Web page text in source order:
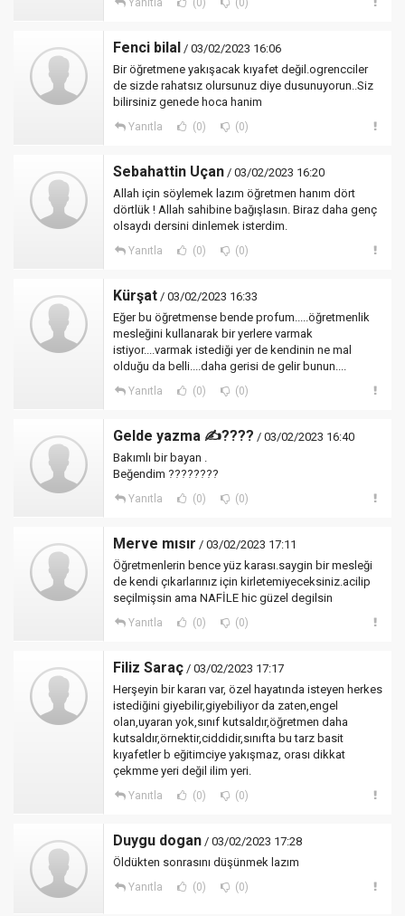
Yanıtla (0) (0)
Fenci bilal / 03/02/2023 16:06
Bir öğretmene yakışacak kıyafet değil.ogrencciler
de sizde rahatsız olursunuz diye dusunuyorun..Siz
bilirsiniz genede hoca hanim
Yanıtla (0) (0)
Sebahattin Uçan / 03/02/2023 16:20
Allah için söylemek lazım öğretmen hanım dört
dörtlük ! Allah sahibine bağışlasın. Biraz daha genç
olsaydı dersini dinlemek isterdim.
Yanıtla (0) (0)
Kürşat / 03/02/2023 16:33
Eğer bu öğretmense bende profum.....öğretmenlik
mesleğini kullanarak bir yerlere varmak
istiyor....varmak istediği yer de kendinin ne mal
olduğu da belli....daha gerisi de gelir bunun....
Yanıtla (0) (0)
Gelde yazma ✍???? / 03/02/2023 16:40
Bakımlı bir bayan .
Beğendim ????????
Yanıtla (0) (0)
Merve mısır / 03/02/2023 17:11
Öğretmenlerin bence yüz karası.saygin bir mesleği
de kendi çıkarlarınız için kirletemiyeceksiniz.acilip
seçilmişsin ama NAFİLE hic güzel degilsin
Yanıtla (0) (0)
Filiz Saraç / 03/02/2023 17:17
Herşeyin bir kararı var, özel hayatında isteyen herkes
istediğini giyebilir,giyebiliyor da zaten,engel
olan,uyaran yok,sınıf kutsaldır,öğretmen daha
kutsaldır,örnektir,ciddidir,sınıfta bu tarz basit
kıyafetler b eğitimciye yakışmaz, orası dikkat
çekmme yeri değil ilim yeri.
Yanıtla (0) (0)
Duygu dogan / 03/02/2023 17:28
Öldükten sonrasını düşünmek lazım
Yanıtla (0) (0)